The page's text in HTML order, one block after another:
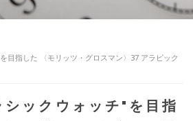
目指した 〈モリッツ・グロスマン〉37 アラビック
シックウォッチ"を目指